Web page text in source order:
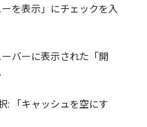
を表示」にチェックを入
ーバーに表示された「開
: 「キャッシュを空にす